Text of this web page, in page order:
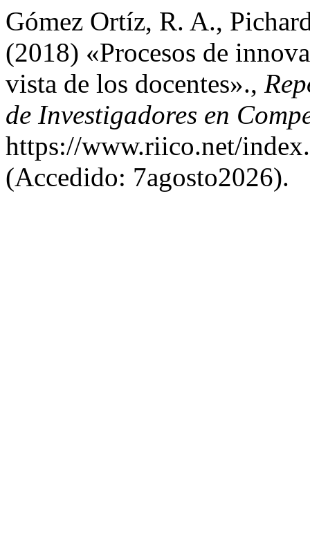
Gómez Ortíz, R. A.,
(2018) «Procesos de
vista de los docentes».,
de Investigadores en
https://www.riico.net/
(Accedido: 7agosto2026).